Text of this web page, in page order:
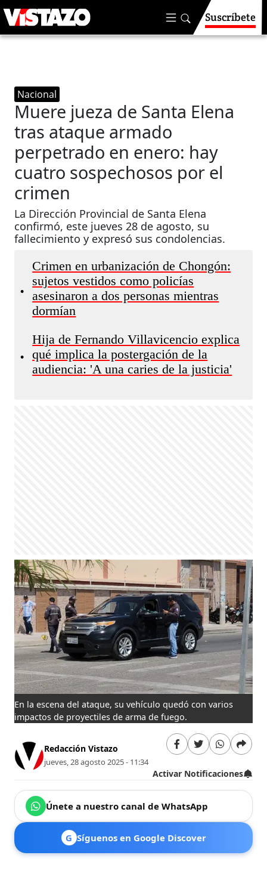
Suscríbete
Nacional
Muere jueza de Santa Elena
tras ataque armado
perpetrado en enero: hay
cuatro sospechosos por el
crimen
La Dirección Provincial de Santa Elena
confirmó, este jueves 28 de agosto, su
fallecimiento y expresó sus condolencias.
•
Crimen en urbanización de Chongón:
sujetos vestidos como policías
asesinaron a dos personas mientras
dormían
•
Hija de Fernando Villavicencio explica
qué implica la postergación de la
audiencia: 'A una caries de la justicia'
En la escena del ataque, su vehículo quedó con varios
impactos de proyectiles de arma de fuego.
Redacción Vistazo
jueves, 28 agosto 2025 - 11:34
Activar Notificaciones
Únete a nuestro canal de WhatsApp
G Síguenos en Google Discover